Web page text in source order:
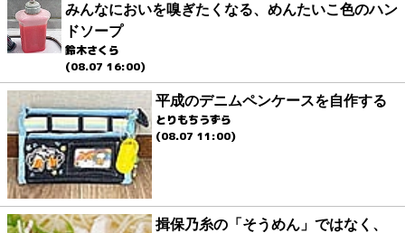
みんなにおいを嗅ぎたくなる、めんたいこ色のハン
ドソープ
鈴木さくら
(08.07 16:00)
平成のデニムペンケースを自作する
とりもちうずら
(08.07 11:00)
揖保乃糸の「そうめん」ではなく、